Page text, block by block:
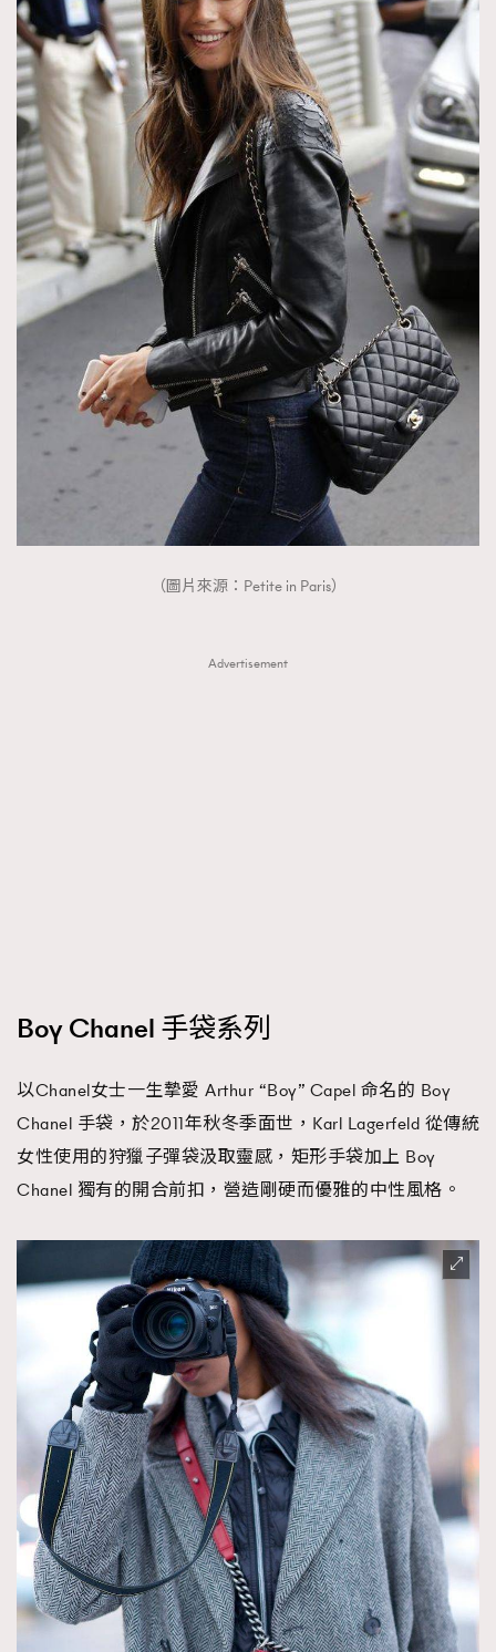
TRENDING
AFrenchMind
DressLikeAParisienne
EmpowerF
FashionWeek FigaroAesthetic
（圖片來源：Petite in Paris）
Advertisement
Boy Chanel 手袋系列
以Chanel女士一生摯愛 Arthur “Boy” Capel 命名的 Boy
Chanel 手袋，於2011年秋冬季面世，Karl Lagerfeld 從傳統
女性使用的狩獵子彈袋汲取靈感，矩形手袋加上 Boy
Chanel 獨有的開合前扣，營造剛硬而優雅的中性風格。